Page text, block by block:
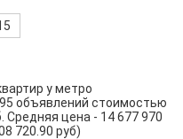
у метро
объявлений стоимостью
Средняя цена - 14 677 970
720.90 руб)